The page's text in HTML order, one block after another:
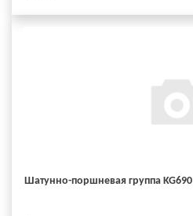
Шатунно-поршневая группа KG690